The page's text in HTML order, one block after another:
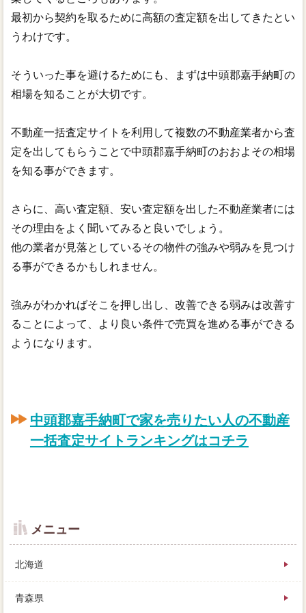
最初から契約を取るために高額の査定額を出してきたとい
うわけです。
そういった事を避けるためにも、まずは中頭郡嘉手納町の
相場を知ることが大切です。
不動産一括査定サイトを利用して複数の不動産業者から査
定を出してもらうことで中頭郡嘉手納町のおおよその相場
を知る事ができます。
さらに、高い査定額、安い査定額を出した不動産業者には
その理由をよく聞いてみると良いでしょう。
他の業者が見落としているその物件の強みや弱みを見つけ
る事ができるかもしれません。
強みがわかればそこを押し出し、改善できる弱みは改善す
ることによって、より良い条件で売買を進める事ができる
ようになります。
中頭郡嘉手納町で家を売りたい人の不動産
一括査定サイトランキングはコチラ
メニュー
北海道
青森県